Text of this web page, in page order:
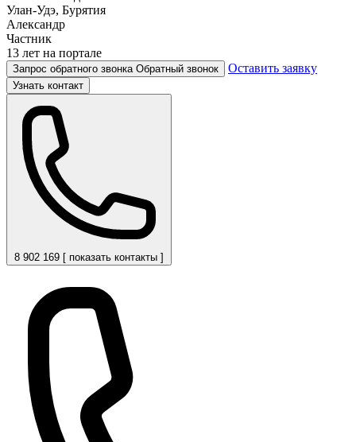
Улан-Удэ, Бурятия
Александр
Частник
13 лет на портале
Запрос обратного звонка Обратный звонок Оставить заявку
Узнать контакт
8 902 169 [ показать контакты ]